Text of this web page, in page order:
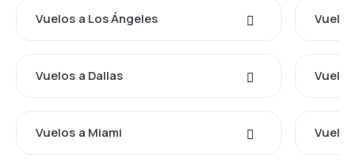
Vuelos a Los Ángeles
Vuelos a Dallas
Vuelos a Miami